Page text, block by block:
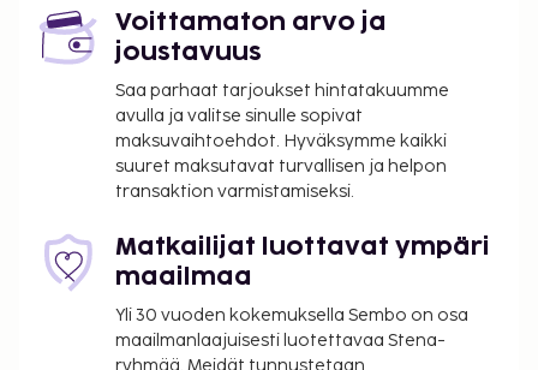
Voittamaton arvo ja
joustavuus
Saa parhaat tarjoukset hintatakuumme
avulla ja valitse sinulle sopivat
maksuvaihtoehdot. Hyväksymme kaikki
suuret maksutavat turvallisen ja helpon
transaktion varmistamiseksi.
Matkailijat luottavat ympäri
maailmaa
Yli 30 vuoden kokemuksella Sembo on osa
maailmanlaajuisesti luotettavaa Stena-
ryhmää. Meidät tunnustetaan